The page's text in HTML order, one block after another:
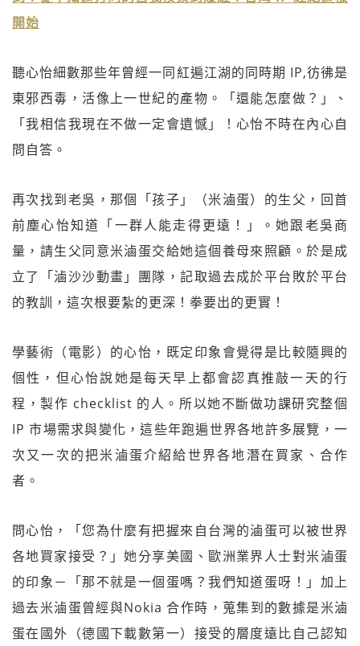
開始
聽心怡細數那些年曾經一同紅遍江湖的同時期 IP,彷彿是
東邪西毒，活像上一世紀的產物。「還能怎麼做？」、
「我相信我現在不做一定會遺憾」！心怡不時在內心自
問自答。
再次找到老吳，那個「孩子」（米滷蛋）的生父，回首
前塵心怡知道「一群人能走得更遠！」。她跟老吳商
量，請生父同意米滷蛋交給她這個養母來照顧。於是成
立了「滷沙沙動畫」團隊，記取過去成於平台敗於平台
的教訓，這次根要紮的更深！拳要出的更實！
學藝術（電影）的心怡，既定印象會覺得是比較隨興的
個性，但心怡說她是每天早上都會認真推敲一天的行
程，製作 checklist 的人。所以她不斷做功課研究整個
IP 市場需求與變化，這些年跑遍世界各地許多展覽，一
次又一次的把米滷蛋介紹給世界各地潛在買家、合作
者。
問心怡，「您為什麼有把握來自台灣的滷蛋可以被世界
各地買家接受？」她分享美國、歐洲業界人士對米滷蛋
的印象－「那不就是一個蛋嗎？我們知道蛋呀！」加上
過去米滷蛋曾經與Nokia 合作時，蒐集到的數據是米滷
蛋在國外（德國下載數第一）接受的層度遠比自己認知